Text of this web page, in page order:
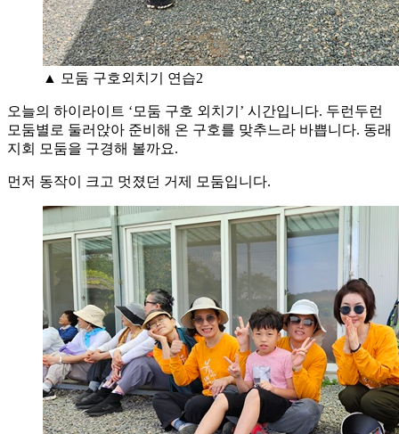
▲ 모둠 구호외치기 연습2
오늘의 하이라이트 ‘모둠 구호 외치기’ 시간입니다. 두런두런
모둠별로 둘러앉아 준비해 온 구호를 맞추느라 바쁩니다. 동래
지회 모둠을 구경해 볼까요.
먼저 동작이 크고 멋졌던 거제 모둠입니다.